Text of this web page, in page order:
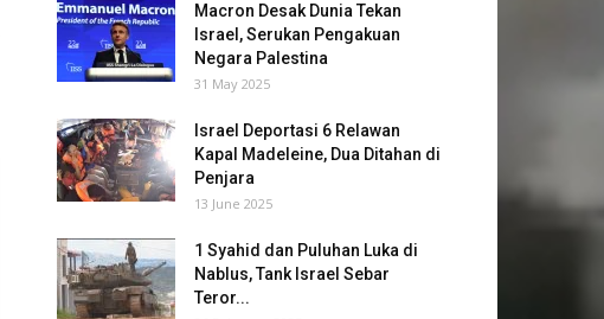
Macron Desak Dunia Tekan
Israel, Serukan Pengakuan
Negara Palestina
31 May 2025
Israel Deportasi 6 Relawan
Kapal Madeleine, Dua Ditahan di
Penjara
13 June 2025
1 Syahid dan Puluhan Luka di
Nablus, Tank Israel Sebar
Teror...